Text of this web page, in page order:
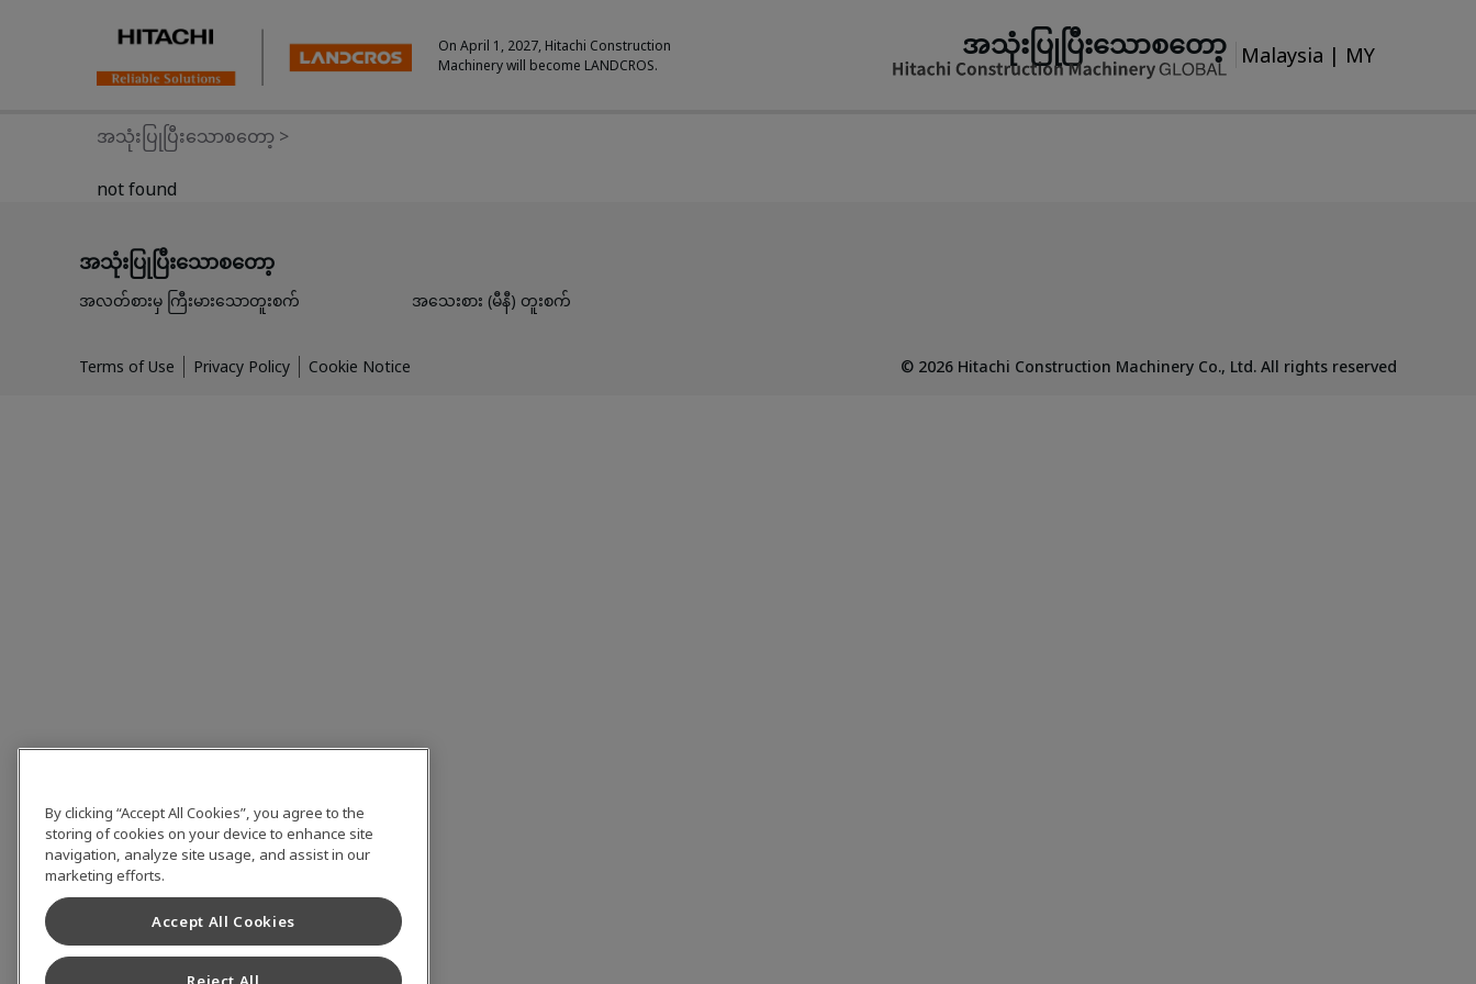
On April 1, 2027, Hitachi Construction
Machinery will become LANDCROS.
အသုံးပြုပြီးသောစတော့ Malaysia | MY
အသုံးပြုပြီးသောစတော့ >
not found
အသုံးပြုပြီးသောစတော့
အလတ်စားမှ ကြီးမားသောတူးစက် အသေးစား (မီနီ) တူးစက်
Terms of Use Privacy Policy Cookie Notice © 2026 Hitachi Construction Machinery Co., Ltd. All rights reserved
By clicking “Accept All Cookies”, you agree to the
storing of cookies on your device to enhance site
navigation, analyze site usage, and assist in our
marketing efforts.
Accept All Cookies